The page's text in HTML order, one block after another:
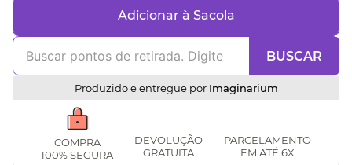
Adicionar à Sacola
BUSCAR
Produzido e entregue por Imaginarium
COMPRA
100% SEGURA
DEVOLUÇÃO
GRATUITA
PARCELAMENTO
EM ATÉ 6X